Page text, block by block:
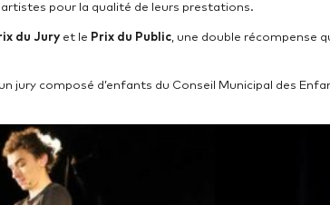
pour la qualité de leurs prestations.
du Jury et le Prix du Public, une double récompense
un jury composé d’enfants du Conseil Municipal des